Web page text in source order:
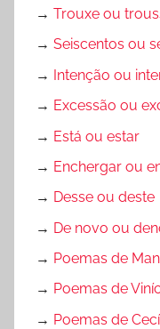
→ Trouxe ou
→ Seiscentos ou
→ Intenção ou
→ Excessão ou
→ Está ou estar
→ Enchergar ou
→ Desse ou deste
→ De novo ou
→ Poemas de
→ Poemas de
→ Poemas de